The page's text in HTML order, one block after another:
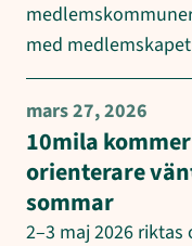
med
mars 27, 2026
10mila
orienterare
sommar
2–3 maj 2026